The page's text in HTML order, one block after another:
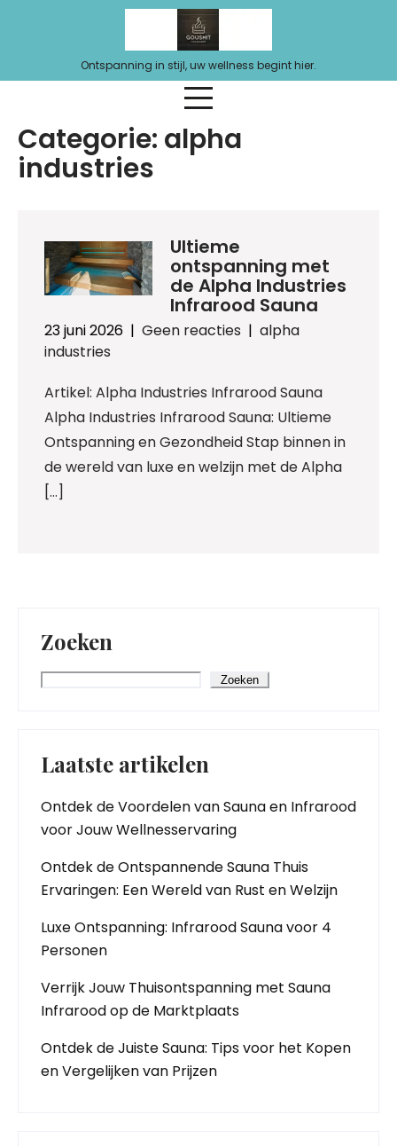
Ontspanning in stijl, uw wellness begint hier.
Categorie: alpha
industries
Ultieme
ontspanning met
de Alpha Industries
Infrarood Sauna
23 juni 2026 | Geen reacties | alpha
industries
Artikel: Alpha Industries Infrarood Sauna
Alpha Industries Infrarood Sauna: Ultieme
Ontspanning en Gezondheid Stap binnen in
de wereld van luxe en welzijn met de Alpha
[…]
Zoeken
Zoeken
Laatste artikelen
Ontdek de Voordelen van Sauna en Infrarood
voor Jouw Wellnesservaring
Ontdek de Ontspannende Sauna Thuis
Ervaringen: Een Wereld van Rust en Welzijn
Luxe Ontspanning: Infrarood Sauna voor 4
Personen
Verrijk Jouw Thuisontspanning met Sauna
Infrarood op de Marktplaats
Ontdek de Juiste Sauna: Tips voor het Kopen
en Vergelijken van Prijzen